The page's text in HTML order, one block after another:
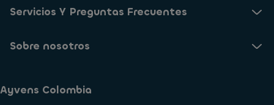
Servicios Y Preguntas Frecuentes
Sobre nosotros
Ayvens Colombia